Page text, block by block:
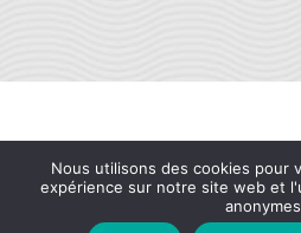
Création site
Nous utilisons des cookies pour
expérience sur notre site web et